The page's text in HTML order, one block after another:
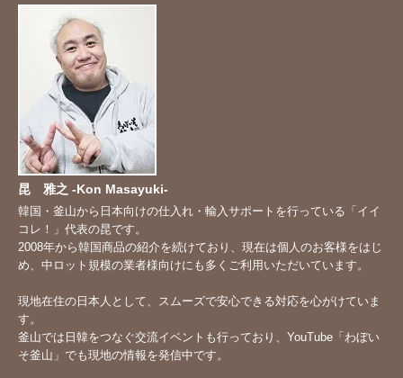
昆 雅之 -Kon Masayuki-
韓国・釜山から日本向けの仕入れ・輸入サポートを行っている「イイ
コレ！」代表の昆です。
2008年から韓国商品の紹介を続けており、現在は個人のお客様をはじ
め、中ロット規模の業者様向けにも多くご利用いただいています。
現地在住の日本人として、スムーズで安心できる対応を心がけていま
す。
釜山では日韓をつなぐ交流イベントも行っており、YouTube「 わぼい
そ釜山 」でも現地の情報を発信中です。